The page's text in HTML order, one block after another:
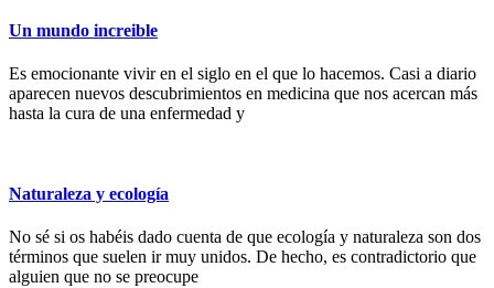
Un mundo increible
Es emocionante vivir en el siglo en el que lo hacemos. Casi a diario
aparecen nuevos descubrimientos en medicina que nos acercan más
hasta la cura de una enfermedad y
Naturaleza y ecología
No sé si os habéis dado cuenta de que ecología y naturaleza son dos
términos que suelen ir muy unidos. De hecho, es contradictorio que
alguien que no se preocupe